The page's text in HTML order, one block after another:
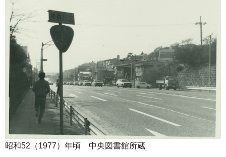
昭和52（1977）年頃 中央図書館所蔵